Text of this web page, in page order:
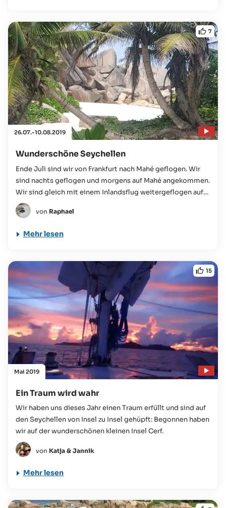
26.07.-10.08.2019
7
Wunderschöne Seychellen
Ende Juli sind wir von Frankfurt nach Mahé geflogen. Wir
sind nachts geflogen und morgens auf Mahé angekommen.
Wir sind gleich mit einem Inlandsflug weitergeflogen auf
die Insel Praslin...
von Raphael
Mehr lesen
Mai 2019
15
Ein Traum wird wahr
Wir haben uns dieses Jahr einen Traum erfüllt und sind auf
den Seychellen von Insel zu Insel gehüpft: Begonnen haben
wir auf der wunderschönen kleinen Insel Cerf.
von Katja & Jannik
Mehr lesen